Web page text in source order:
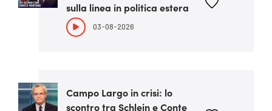
sulla linea in politica estera
03-08-2026
Campo Largo in crisi: lo
scontro tra Schlein e Conte